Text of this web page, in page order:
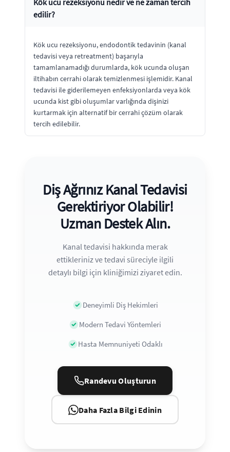
Kök ucu rezeksiyonu nedir ve ne zaman tercih
edilir?
Kök ucu rezeksiyonu, endodontik tedavinin (kanal
tedavisi veya retreatment) başarıyla
tamamlanamadığı durumlarda, kök ucunda oluşan
iltihabın cerrahi olarak temizlenmesi işlemidir. Kanal
tedavisi ile giderilemeyen enfeksiyonlarda veya kök
ucunda kist gibi oluşumlar varlığında dişinizi
kurtarmak için alternatif bir cerrahi çözüm olarak
tercih edilebilir.
Diş Ağrınız Kanal Tedavisi
Gerektiriyor Olabilir!
Uzman Destek Alın.
Kanal tedavisi hakkında merak
ettikleriniz ve tedavi süreciyle ilgili
detaylı bilgi için kliniğimizi ziyaret edin.
Deneyimli Diş Hekimleri
Modern Tedavi Yöntemleri
Hasta Memnuniyeti Odaklı
Randevu Oluşturun
Daha Fazla Bilgi Edinin